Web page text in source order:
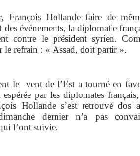
François Hollande faire de
événements, la diplomatie
contre le président syrien.
le refrain : « Assad, doit partir ».
le vent de l’Est a tourné en
espérée par les diplomates
Hollande s’est retrouvé dos
dernier n’a pas
l’ont suivie.